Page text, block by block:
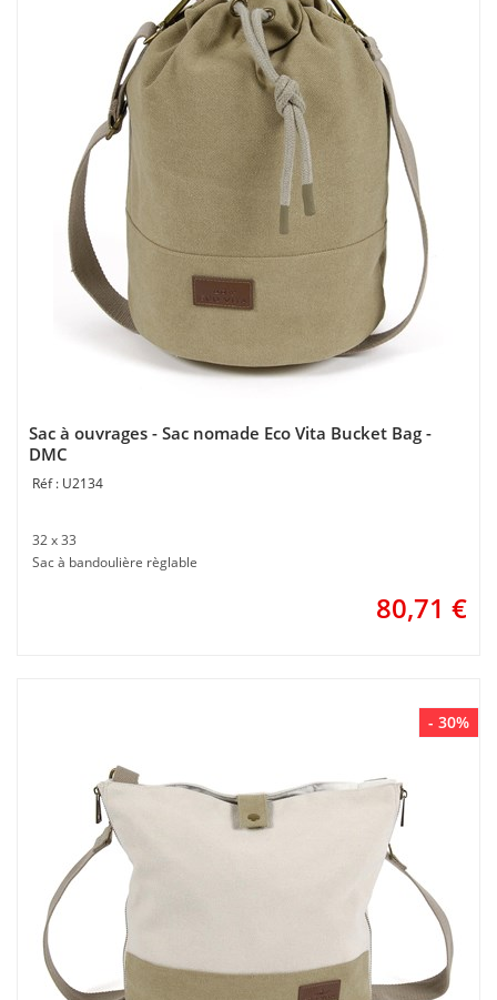
Sac à ouvrages - Sac nomade Eco Vita Bucket Bag -
DMC
U2134
32 x 33
Sac à bandoulière règlable
80,71 €
- 30%